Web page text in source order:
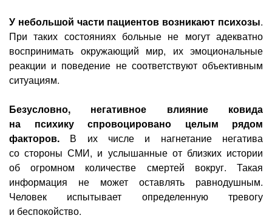
У небольшой части пациентов возникают психозы.
При таких состояниях больные не могут адекватно
воспринимать окружающий мир, их эмоциональные
реакции и поведение не соответствуют объективным
ситуациям.
Безусловно, негативное влияние ковида
на психику спровоцировано целым рядом
факторов. В их числе и нагнетание негатива
со стороны СМИ, и услышанные от близких истории
об огромном количестве смертей вокруг. Такая
информация не может оставлять равнодушным.
Человек испытывает определенную тревогу
и беспокойство.